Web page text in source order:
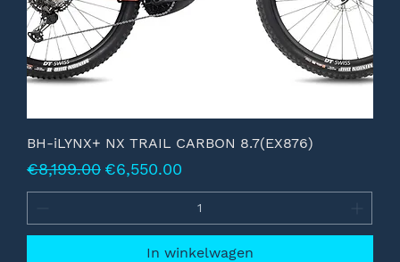
BH-iLYNX+ NX TRAIL CARBON 8.7(EX876)
Normale prijs
€8,199.00 Verkoopprijs
€6,550.00
In winkelwagen